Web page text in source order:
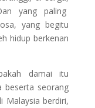
yang paling
yang begitu
hidup berkenan
damai itu
beserta seorang
Malaysia berdiri,